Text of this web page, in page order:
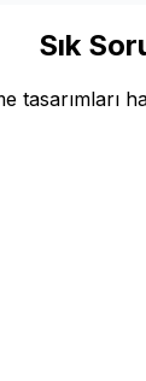
Sık
tasarımları